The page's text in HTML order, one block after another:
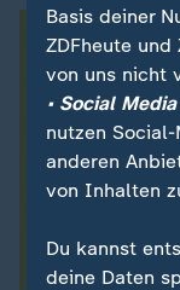
Basis deiner
ZDFheute
von uns nicht
• Social
nutzen
anderen
von Inhalten
Du kannst
deine Daten